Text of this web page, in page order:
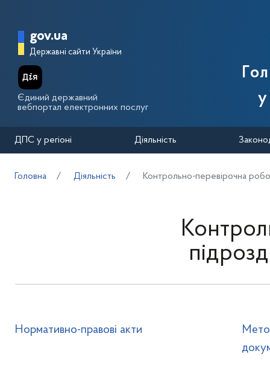
Головна сторінка Державної
gov.ua
Державні сайти України
Єдиний державний
вебпортал електронних послуг
ДПС у регіоні Діяльність
Головна Діяльність Контрольно-перевірочна
Нормативно-правові акти